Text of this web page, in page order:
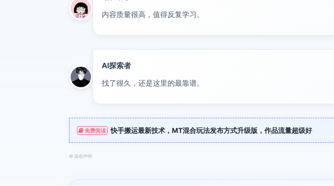
内容质量很高，值得反复学习。
AI探索者
找了很久，还是这里的最靠谱。
免费阅读 快手搬运最新技术，MT混合玩法发布方式升级版，作品流量超级好
© 版权声明